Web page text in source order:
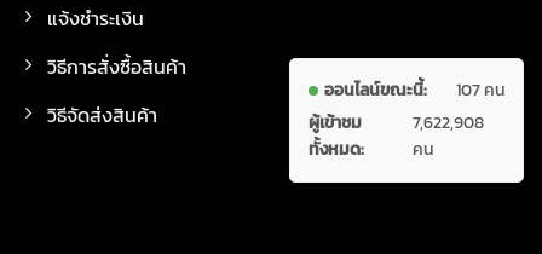
แจ้งชำระเงิน
วิธีการสั่งซื้อสินค้า
วิธีจัดส่งสินค้า
ออนไลน์ขณะนี้:
107 คน
ผู้เข้าชม
ทั้งหมด:
7,622,908
คน